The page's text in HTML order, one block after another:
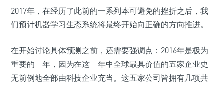
2017年，在经历了此前的一系列本可避免的挫折之后，我
们预计机器学习生态系统将最终开始向正确的方向推进。
在开始讨论具体预测之前，还需要强调点：2016年是极为
重要的一年，因为在这一年中全球最具价值的五家企业史
无前例地全部由科技企业充当。这五家公司皆拥有几项共